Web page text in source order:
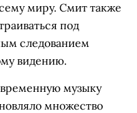
миру. Смит также
под
следованием
видению.
музыку
множество